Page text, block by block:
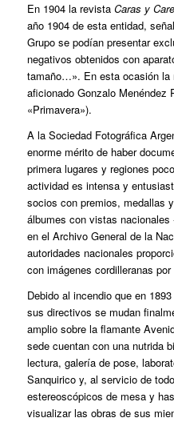
En 1904 la revista Caras y
año 1904 de esta entidad,
Grupo se podían presentar
negativos obtenidos con
tamaño…». En esta ocasión la
aficionado Gonzalo Menéndez
«Primavera»).
A la Sociedad Fotográfica
enorme mérito de haber
primera lugares y regiones
actividad es intensa y
socios con premios, medallas
álbumes con vistas
en el Archivo General de la
autoridades nacionales
con imágenes cordilleranas
Debido al incendio que en
sus directivos se mudan
amplio sobre la flamante
sede cuentan con una nutrida
lectura, galería de pose,
Sanquirico y, al servicio de
estereoscópicos de mesa y
visualizar las obras de sus